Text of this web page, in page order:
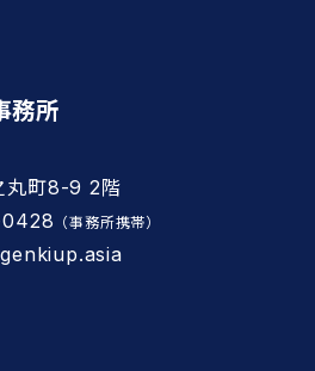
務所
丸町8-9 2階
（事務所携帯）